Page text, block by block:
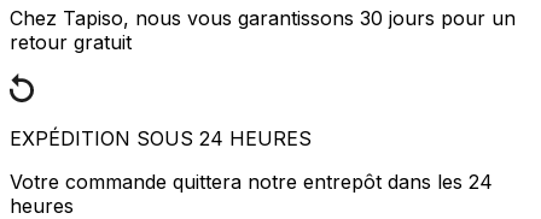
Chez Tapiso, nous vous garantissons 30 jours pour un
retour gratuit
EXPÉDITION SOUS 24 HEURES
Votre commande quittera notre entrepôt dans les 24
heures